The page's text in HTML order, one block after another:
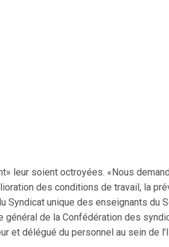
leur soient octroyées. «Nous
des conditions de travail, la
Syndicat unique des enseignants du
général de la Confédération des
et délégué du personnel au sein de